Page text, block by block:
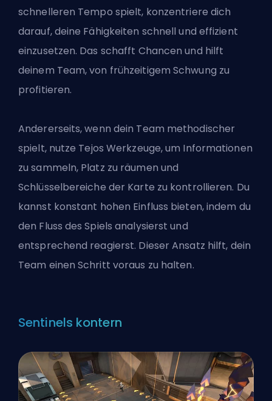
schnelleren Tempo spielt, konzentriere dich
darauf, deine Fähigkeiten schnell und effizient
einzusetzen. Das schafft Chancen und hilft
deinem Team, von frühzeitigem Schwung zu
profitieren.
Andererseits, wenn dein Team methodischer
spielt, nutze Tejos Werkzeuge, um Informationen
zu sammeln, Platz zu räumen und
Schlüsselbereiche der Karte zu kontrollieren. Du
kannst konstant hohen Einfluss bieten, indem du
den Fluss des Spiels analysierst und
entsprechend reagierst. Dieser Ansatz hilft, dein
Team einen Schritt voraus zu halten.
Sentinels kontern